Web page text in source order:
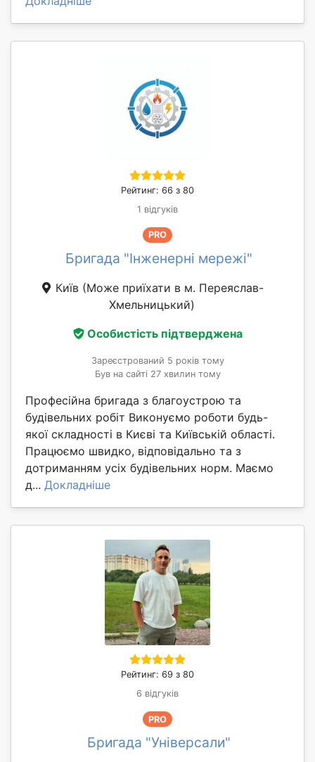
Рейтинг: 66 з 80
1 відгуків
PRO
Бригада "Інженерні мережі"
Київ (Може приїхати в м. Переяслав-
Хмельницький)
Особистість підтверджена
Зареєстрований 5 років тому
Був на сайті 27 хвилин тому
Професійна бригада з благоустрою та
будівельних робіт Виконуємо роботи будь-
якої складності в Києві та Київській області.
Працюємо швидко, відповідально та з
дотриманням усіх будівельних норм. Маємо
д... Докладніше
Рейтинг: 69 з 80
6 відгуків
PRO
Бригада "Універсали"